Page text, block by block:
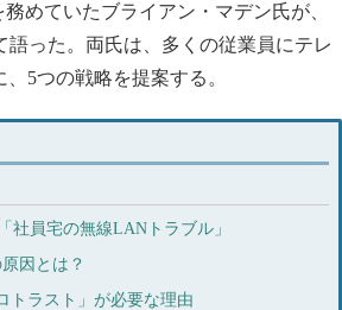
務めていたブライアン・マデン氏が、
った。両氏は、多くの従業員にテレ
5つの戦略を提案する。
社員宅の無線LANトラブル」
因とは？
トラスト」が必要な理由